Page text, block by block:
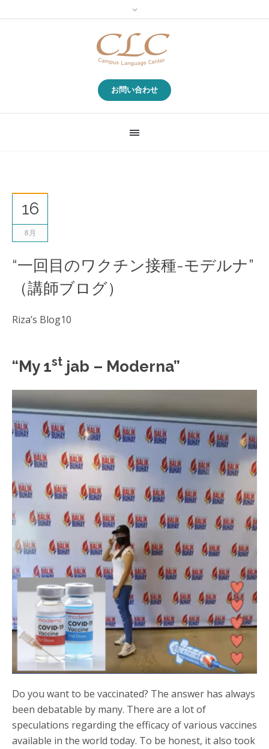
お問い合わせ
16
8月
“一回目のワクチン接種-モデルナ”
（講師ブログ）
Riza’s Blog10
“My 1st jab – Moderna”
Do you want to be vaccinated? The answer has always
been debatable by many. There are a lot of
speculations regarding the efficacy of various vaccines
available in the world today. To be honest, it also took